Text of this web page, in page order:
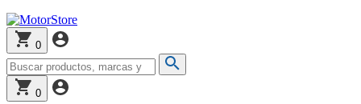
0
0